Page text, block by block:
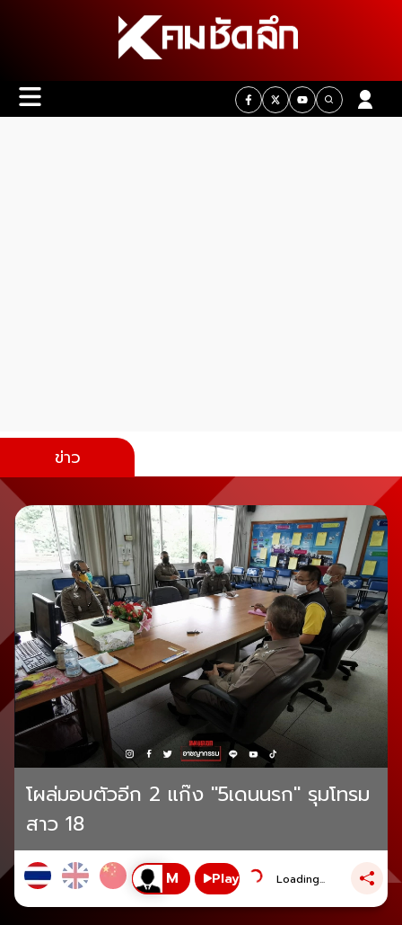
ข่าว
โผล่มอบตัวอีก 2 แก๊ง "5เดนนรก" รุมโทรม
สาว 18
Play Loading...